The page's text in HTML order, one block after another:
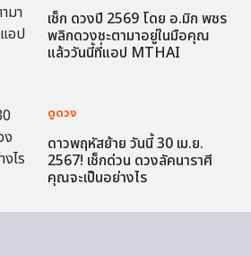
เช็ก ดวงปี 2569 โดย อ.มิก พชร
พลิกดวงชะตามาอยู่ในมือคุณ
แล้ววันนี้ที่แอป MTHAI
ดูดวง
ดาวพฤหัสย้าย วันนี้ 30 เม.ย.
2567! เช็กด่วน ดวงลัคนาราศี
คุณจะเป็นอย่างไร